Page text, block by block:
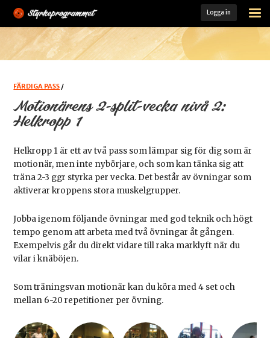
Logga in
STARTSIDA
ÖVNINGSARKIV
FÄRDIGA PASS
MINA PASS
KOST- OCH TRÄNINGSGUIDE
LADDA HEM VÅR APP
MEDLEM
FÄRDIGA PASS /
Motionärens 2-split-vecka nivå 2:
Helkropp 1
Helkropp 1 är ett av två pass som lämpar sig för dig som är
motionär, men inte nybörjare, och som kan tänka sig att
träna 2-3 ggr styrka per vecka. Det består av övningar som
aktiverar kroppens stora muskelgrupper.
Jobba igenom följande övningar med god teknik och högt
tempo genom att arbeta med två övningar åt gången.
Exempelvis går du direkt vidare till raka marklyft när du
vilar i knäböjen.
Som träningsvan motionär kan du köra med 4 set och
mellan 6-20 repetitioner per övning.